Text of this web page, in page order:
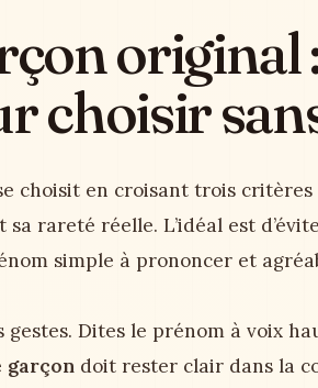
original
choisir
choisit en croisant trois critères
rareté réelle. L’idéal est
simple à prononcer et
Dites le prénom à voix
garçon doit rester clair dans la